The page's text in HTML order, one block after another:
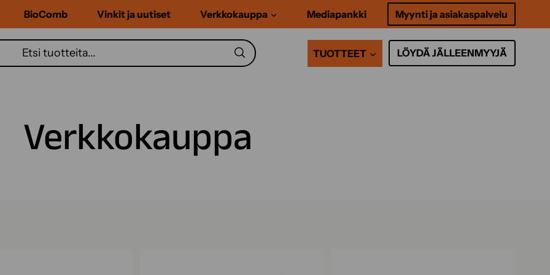
BioComb Vinkit ja uutiset Verkkokauppa Mediapankki Myynti ja asiakaspalvelu
TUOTTEET LÖYDÄ JÄLLEENMYYJÄ
Verkkokauppa